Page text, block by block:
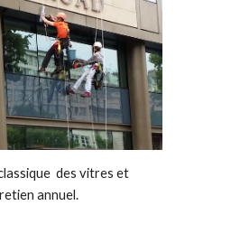
des vitres et
annuel.